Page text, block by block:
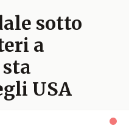
sotto
a
USA